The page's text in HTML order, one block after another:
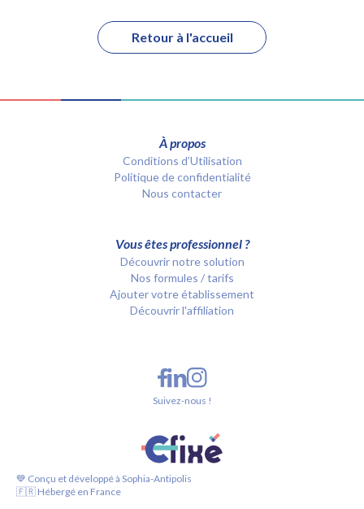
Retour à l'accueil
À propos
Conditions d’Utilisation
Politique de confidentialité
Nous contacter
Vous êtes professionnel ?
Découvrir notre solution
Nos formules / tarifs
Ajouter votre établissement
Découvrir l'affiliation
💙 Conçu et développé à Sophia-Antipolis
🇫🇷 Hébergé en France
Suivez-nous !